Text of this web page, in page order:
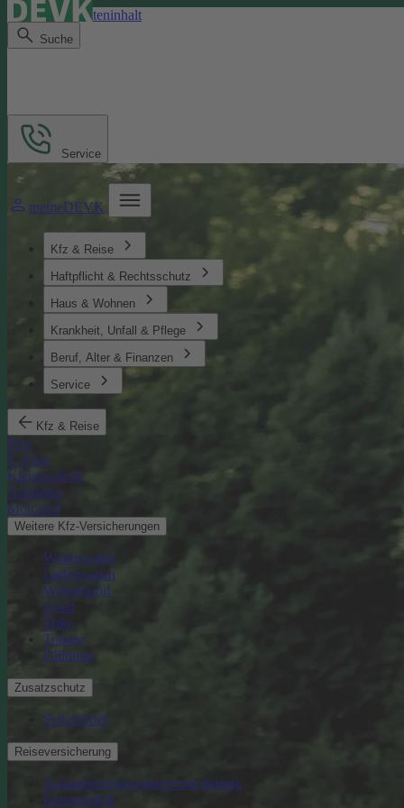
Direkt zum Seiteninhalt
Suche
meineDEVK
Kfz & Reise
Haftpflicht & Rechtsschutz
Haus & Wohnen
Krankheit, Unfall & Pflege
Beruf, Alter & Finanzen
Service
Kfz & Reise
Pkw
E-Auto
Kleinkraftrad
Anhänger
Motorrad
Weitere Kfz-Versicherungen
Wohnwagen
Lieferwagen
Wohnmobil
Quad
Trike
Traktor
Oldtimer
Zusatzschutz
Schutzbrief
Reiseversicherung
Auslandsreisekrankenversicherung
Reisegepäck
Service